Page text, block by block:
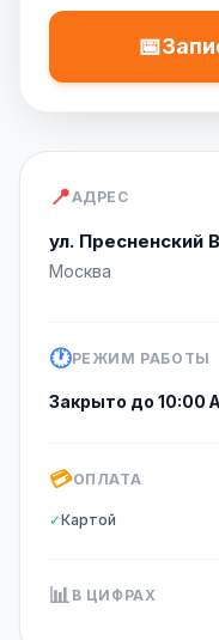
📅
📍АДРЕС
ул. Пресненский
Москва
🕐РЕЖИМ РАБОТЫ
Закрыто до 10:00
💳ОПЛАТА
✓Картой
📊 В ЦИФРАХ